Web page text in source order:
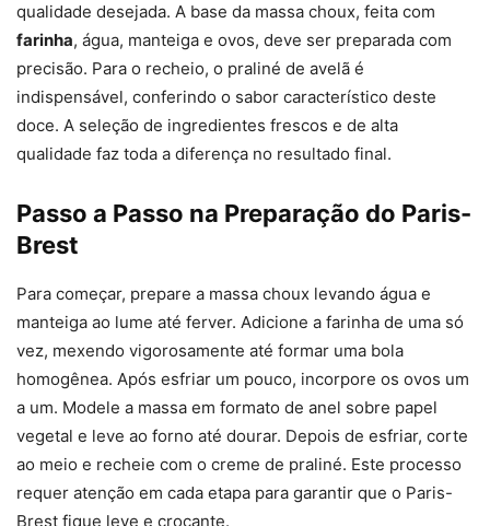
qualidade desejada. A base da massa choux, feita com
farinha, água, manteiga e ovos, deve ser preparada com
precisão. Para o recheio, o praliné de avelã é
indispensável, conferindo o sabor característico deste
doce. A seleção de ingredientes frescos e de alta
qualidade faz toda a diferença no resultado final.
Passo a Passo na Preparação do Paris-
Brest
Para começar, prepare a massa choux levando água e
manteiga ao lume até ferver. Adicione a farinha de uma só
vez, mexendo vigorosamente até formar uma bola
homogênea. Após esfriar um pouco, incorpore os ovos um
a um. Modele a massa em formato de anel sobre papel
vegetal e leve ao forno até dourar. Depois de esfriar, corte
ao meio e recheie com o creme de praliné. Este processo
requer atenção em cada etapa para garantir que o Paris-
Brest fique leve e crocante.